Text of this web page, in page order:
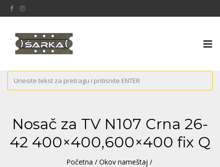
Nosač za TV N107 Crna 26-
42 400×400,600×400 fix Q
Početna / Okov nameštaj /